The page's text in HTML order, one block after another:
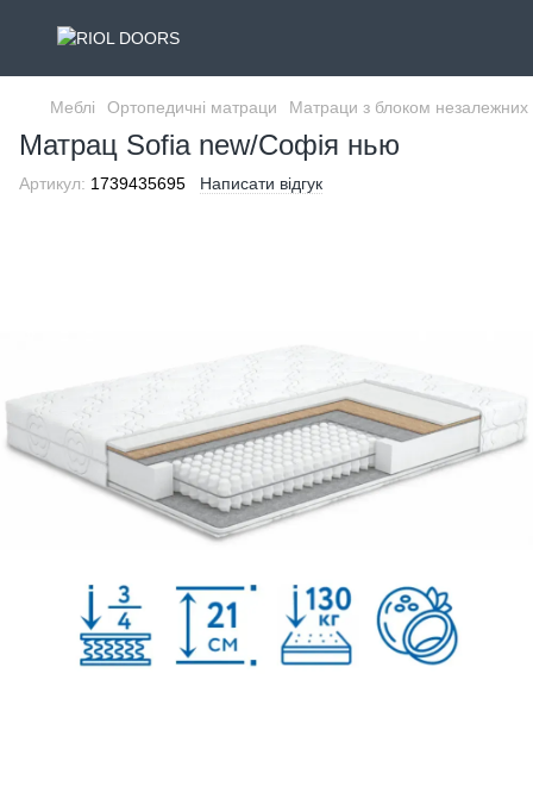
Меблі Ортопедичні матраци Матраци з блоком
Матрац Sofia new/Софія нью
Артикул: 1739435695 Написати відгук